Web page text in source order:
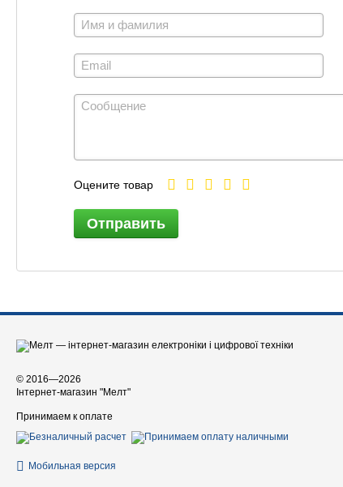
Оцените товар
Отправить
© 2016—2026
Інтернет-магазин "Мелт"
Принимаем к оплате
Мобильная версия